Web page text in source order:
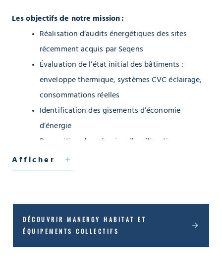
Les objectifs de notre mission :
Réalisation d’audits énergétiques des sites
récemment acquis par Seqens
Évaluation de l’état initial des bâtiments :
enveloppe thermique, systèmes CVC éclairage,
consommations réelles
Identification des gisements d’économie
d’énergie
Proposition de scénarios d’amélioration
énergétique adaptés à chaque opération avec
analyse technico-économique
avec des actions d’économie hiérarchisées
En chiffres :
Opération à Bry-sur-Marne :
Afficher
DÉCOUVRIR MANERGY HABITAT ET
ÉQUIPEMENTS COLLECTIFS